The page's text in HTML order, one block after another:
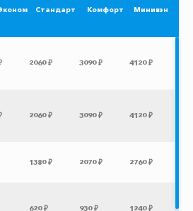
Стандарт Комфорт Минивэн
2060 ₽ 3090 ₽ 4120 ₽
2060 ₽ 3090 ₽ 4120 ₽
1380 ₽ 2070 ₽ 2760 ₽
620 ₽ 930 ₽ 1240 ₽